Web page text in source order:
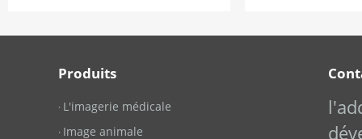
Produits
· L'imagerie médicale
· Image animale